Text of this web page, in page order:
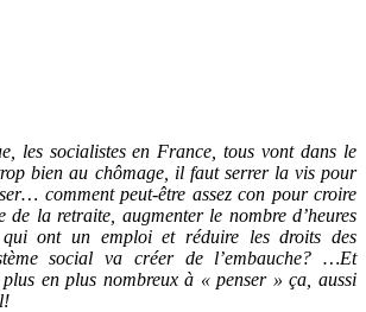
les socialistes en France, tous vont dans le
bien au chômage, il faut serrer la vis pour
comment peut-être assez con pour croire
de la retraite, augmenter le nombre d’heures
ont un emploi et réduire les droits des
social va créer de l’embauche? …Et
en plus nombreux à « penser » ça, aussi